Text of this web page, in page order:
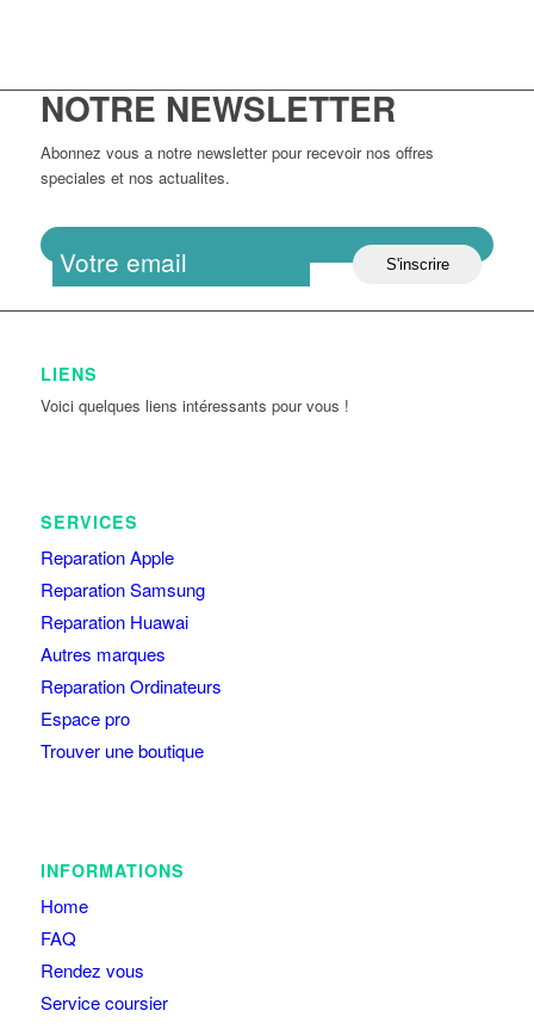
NOTRE NEWSLETTER
Abonnez vous a notre newsletter pour recevoir nos offres
speciales et nos actualites.
LIENS
Voici quelques liens intéressants pour vous !
SERVICES
Reparation Apple
Reparation Samsung
Reparation Huawai
Autres marques
Reparation Ordinateurs
Espace pro
Trouver une boutique
INFORMATIONS
Home
FAQ
Rendez vous
Service coursier